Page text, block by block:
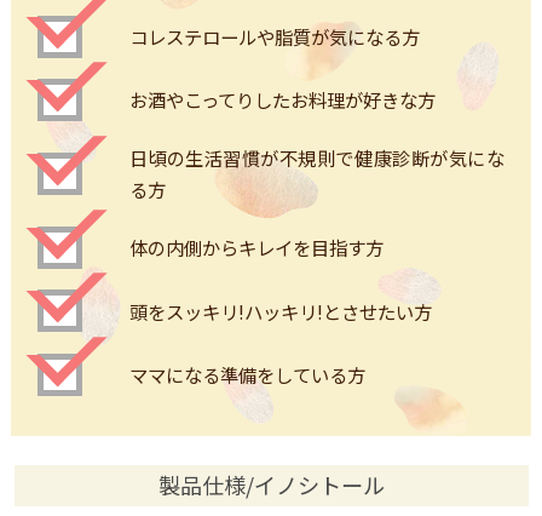
コレステロールや脂質が気になる方
お酒やこってりしたお料理が好きな方
日頃の生活習慣が不規則で健康診断が気にな
る方
体の内側からキレイを目指す方
頭をスッキリ!ハッキリ!とさせたい方
ママになる準備をしている方
製品仕様/イノシトール